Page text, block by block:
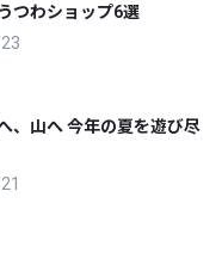
つわショップ6選
、山へ 今年の夏を遊び尽